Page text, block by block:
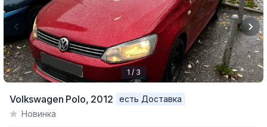
of
1 / 3
Volkswagen Polo, 2012
есть Доставка
Новинка